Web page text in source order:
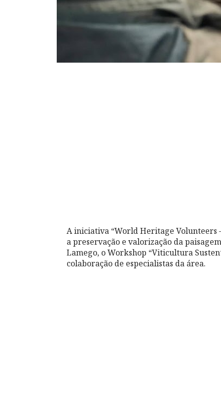
A iniciativa “World Heritage Volunteers
a preservação e valorização da
Lamego, o Workshop “Viticultura
colaboração de especialistas da área.